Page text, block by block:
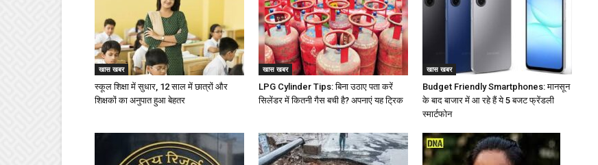
खास खबर
स्कूल शिक्षा में सुधार, 12 साल में छात्रों और
शिक्षकों का अनुपात हुआ बेहतर
खास खबर
LPG Cylinder Tips: बिना उठाए पता करें
सिलेंडर में कितनी गैस बची है? अपनाएं यह ट्रिक
खास खबर
Budget Friendly Smartphones: मानसून
के बाद बाजार में आ रहे हैं ये 5 बजट फ्रेंडली
स्मार्टफोन